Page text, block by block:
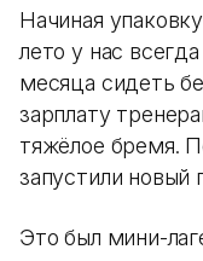
Начиная
лето у нас
месяца сидеть
зарплату
тяжёлое бремя.
запустили новый
Это был мини-